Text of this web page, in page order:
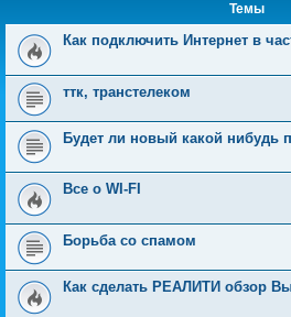
Темы
Как подключить Интернет в
ттк, транстелеком
Будет ли новый какой нибудь
Все о WI-FI
Борьба со спамом
Как сделать РЕАЛИТИ обзор